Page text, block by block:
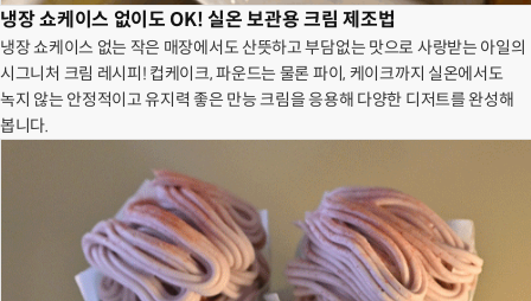
냉장 쇼케이스 없이도 OK! 실온 보관용 크림 제조법
냉장 쇼케이스 없는 작은 매장에서도 산뜻하고 부담없는 맛으로 사랑받는 아일의
시그니처 크림 레시피! 컵케이크, 파운드는 물론 파이, 케이크까지 실온에서도
녹지 않는 안정적이고 유지력 좋은 만능 크림을 응용해 다양한 디저트를 완성해
봅니다.